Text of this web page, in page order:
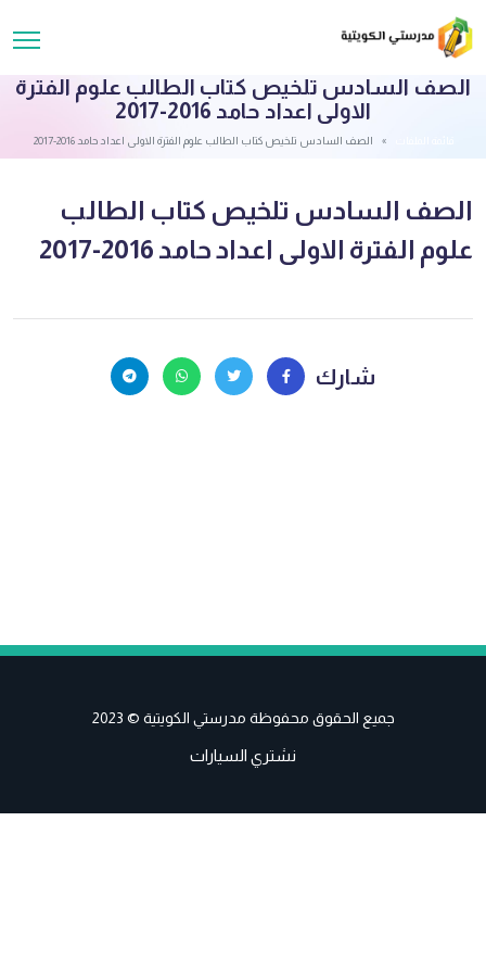
الصف السادس تلخيص كتاب الطالب علوم الفترة
الاولى اعداد حامد 2016-2017
الصف السادس تلخيص كتاب الطالب علوم الفترة الاولى اعداد حامد 2016-2017
الصف السادس تلخيص كتاب الطالب
علوم الفترة الاولى اعداد حامد 2016-2017
شارك
جميع الحقوق محفوظة مدرستي الكويتية © 2023
نشتري السيارات